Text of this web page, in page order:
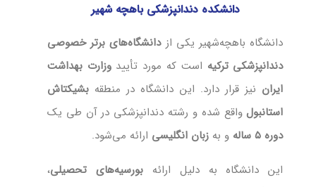
دانشکده دندانپزشکی باهچه شهیر
دانشگاه باهچه‌شهیر یکی ازدانشگاه‌های برتر خصوصی
دندانپزشکی ترکیه است که مورد تأییدوزارت بهداشت
ایران نیز قرار دارد. این دانشگاه در منطقهبشیکتاش
استانبولواقع شده و رشته دندانپزشکی در آن طی یک
دوره ۵ ساله
و به زبان انگلیسی ارائه می‌شود.
این دانشگاه به دلیل ارائهبورسیه‌های تحصیلی،